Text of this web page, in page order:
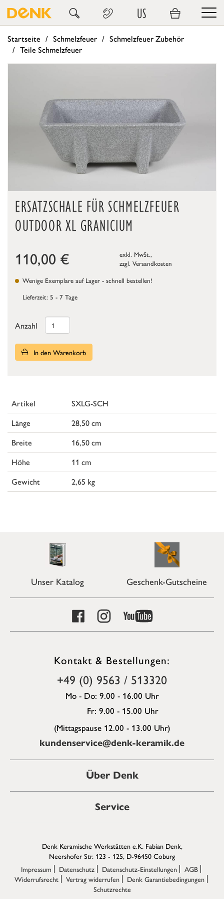
US
Startseite Schmelzfeuer
Schmelzfeuer Zubehör
Teile Schmelzfeuer
ERSATZSCHALE FÜR SCHMELZFEUER
OUTDOOR XL GRANICIUM
110,00 €
exkl. MwSt.,
zzgl. Versandkosten
Wenige Exemplare auf Lager - schnell bestellen!
Lieferzeit: 5 - 7 Tage
Anzahl
In den Warenkorb
Artikel
SXLG-SCH
Länge
28,50 cm
Breite
16,50 cm
Höhe
11 cm
Gewicht
2,65 kg
Unser Katalog Geschenk-Gutscheine
Kontakt & Bestellungen:
+49 (0) 9563 / 513320
Mo - Do: 9.00 - 16.00 Uhr
Fr: 9.00 - 15.00 Uhr
(Mittagspause 12.00 - 13.00 Uhr)
kundenservice@denk-keramik.de
Über Denk
Service
Denk Keramische Werkstätten e.K. Fabian Denk,
Neershofer Str. 123 - 125, D-96450 Coburg
Impressum
Datenschutz Datenschutz-Einstellungen
AGB
Widerrufsrecht
Vertrag widerrufen
Denk Garantiebedingungen
Schutzrechte